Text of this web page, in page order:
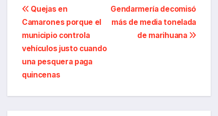
Navegación
de
entradas
Gendarmería decomisó
más de media tonelada
de marihuana
Quejas en
Camarones porque el
municipio controla
vehículos justo cuando
una pesquera paga
quincenas